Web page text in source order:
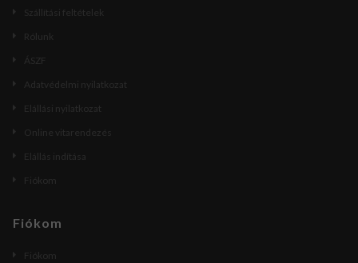
Szállítási feltételek
Rólunk
ÁSZF
Adatvédelmi nyilatkozat
Elállási nyilatkozat
Online vitarendezés
Elállás indítása
Fiókom
Fiókom
Fiókom